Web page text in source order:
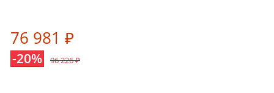
76 981 ₽
-20% 96 226 ₽